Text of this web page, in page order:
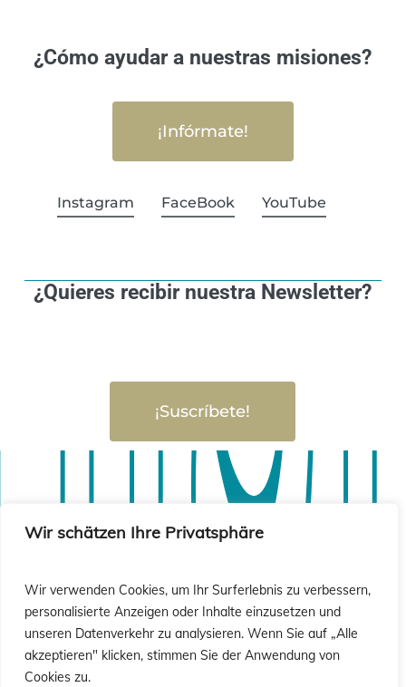
Wir schätzen Ihre Privatsphäre
Wir verwenden Cookies, um Ihr Surferlebnis zu verbessern,
personalisierte Anzeigen oder Inhalte einzusetzen und
unseren Datenverkehr zu analysieren. Wenn Sie auf „Alle
akzeptieren" klicken, stimmen Sie der Anwendung von
Cookies zu.
¿Cómo ayudar a nuestras misiones?
¡Infórmate!
Instagram FaceBook YouTube
¿Quieres recibir nuestra Newsletter?
¡Suscríbete!